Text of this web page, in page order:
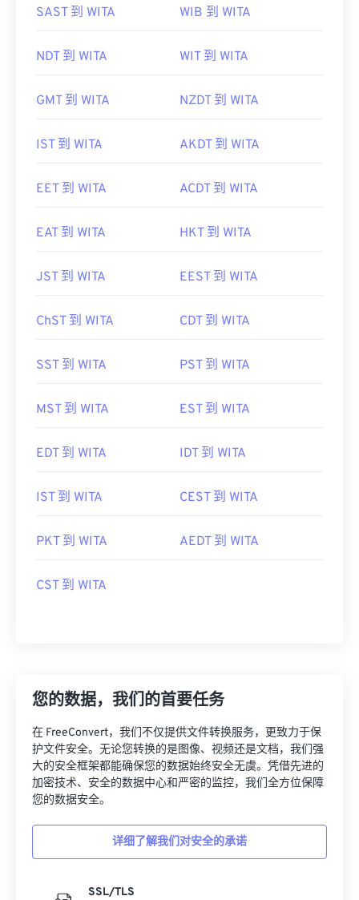
SAST 到 WITA WIB 到 WITA
NDT 到 WITA WIT 到 WITA
GMT 到 WITA NZDT 到 WITA
IST 到 WITA AKDT 到 WITA
EET 到 WITA ACDT 到 WITA
EAT 到 WITA HKT 到 WITA
JST 到 WITA EEST 到 WITA
ChST 到 WITA CDT 到 WITA
SST 到 WITA PST 到 WITA
MST 到 WITA EST 到 WITA
EDT 到 WITA IDT 到 WITA
IST 到 WITA CEST 到 WITA
PKT 到 WITA AEDT 到 WITA
CST 到 WITA
您的数据，我们的首要任务
在 FreeConvert，我们不仅提供文件转换服务，更致力于保
护文件安全。无论您转换的是图像、视频还是文档，我们强
大的安全框架都能确保您的数据始终安全无虞。凭借先进的
加密技术、安全的数据中心和严密的监控，我们全方位保障
您的数据安全。
详细了解我们对安全的承诺
SSL/TLS